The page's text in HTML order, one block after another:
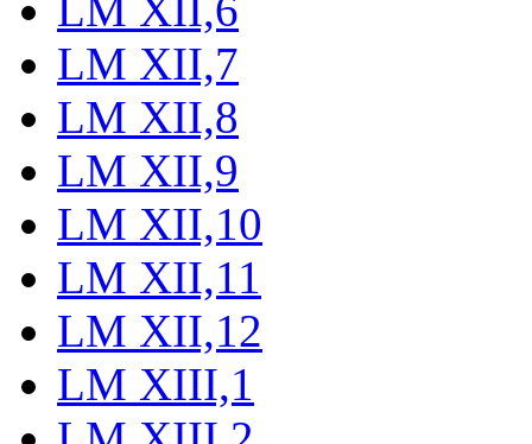
LM XII,7
LM XII,8
LM XII,9
LM XII,10
LM XII,11
LM XII,12
LM XIII,1